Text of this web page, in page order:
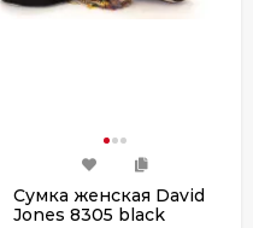
Сумка женская David
Jones 8305 black